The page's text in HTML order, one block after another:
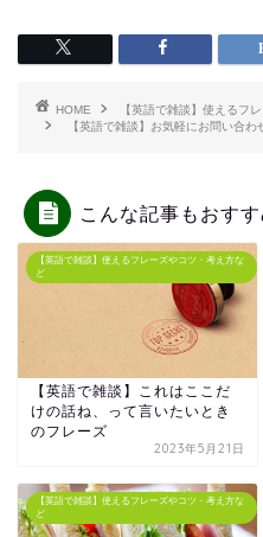
HOME
【英語で雑談】使えるフ
【英語で雑談】お気軽にお問い合
こんな記事もおすす
【英語で雑談】使えるフレーズやコツ・考え方な
ど
【英語で雑談】これはここだ
けの話ね、って言いたいとき
のフレーズ
2023年5月21日
【英語で雑談】使えるフレーズやコツ・考え方な
ど